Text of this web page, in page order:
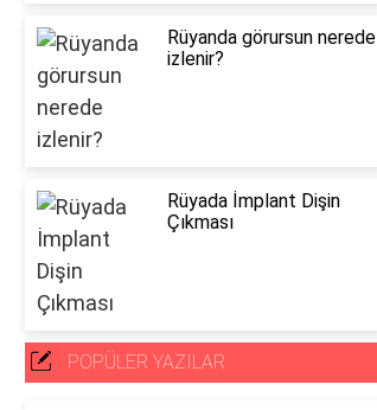
Rüyanda görursun nerede
izlenir?
Rüyada İmplant Dişin
Çıkması
POPÜLER YAZILAR